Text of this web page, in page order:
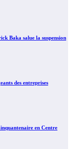
Baka salue la suspension
des entreprises
en Centre